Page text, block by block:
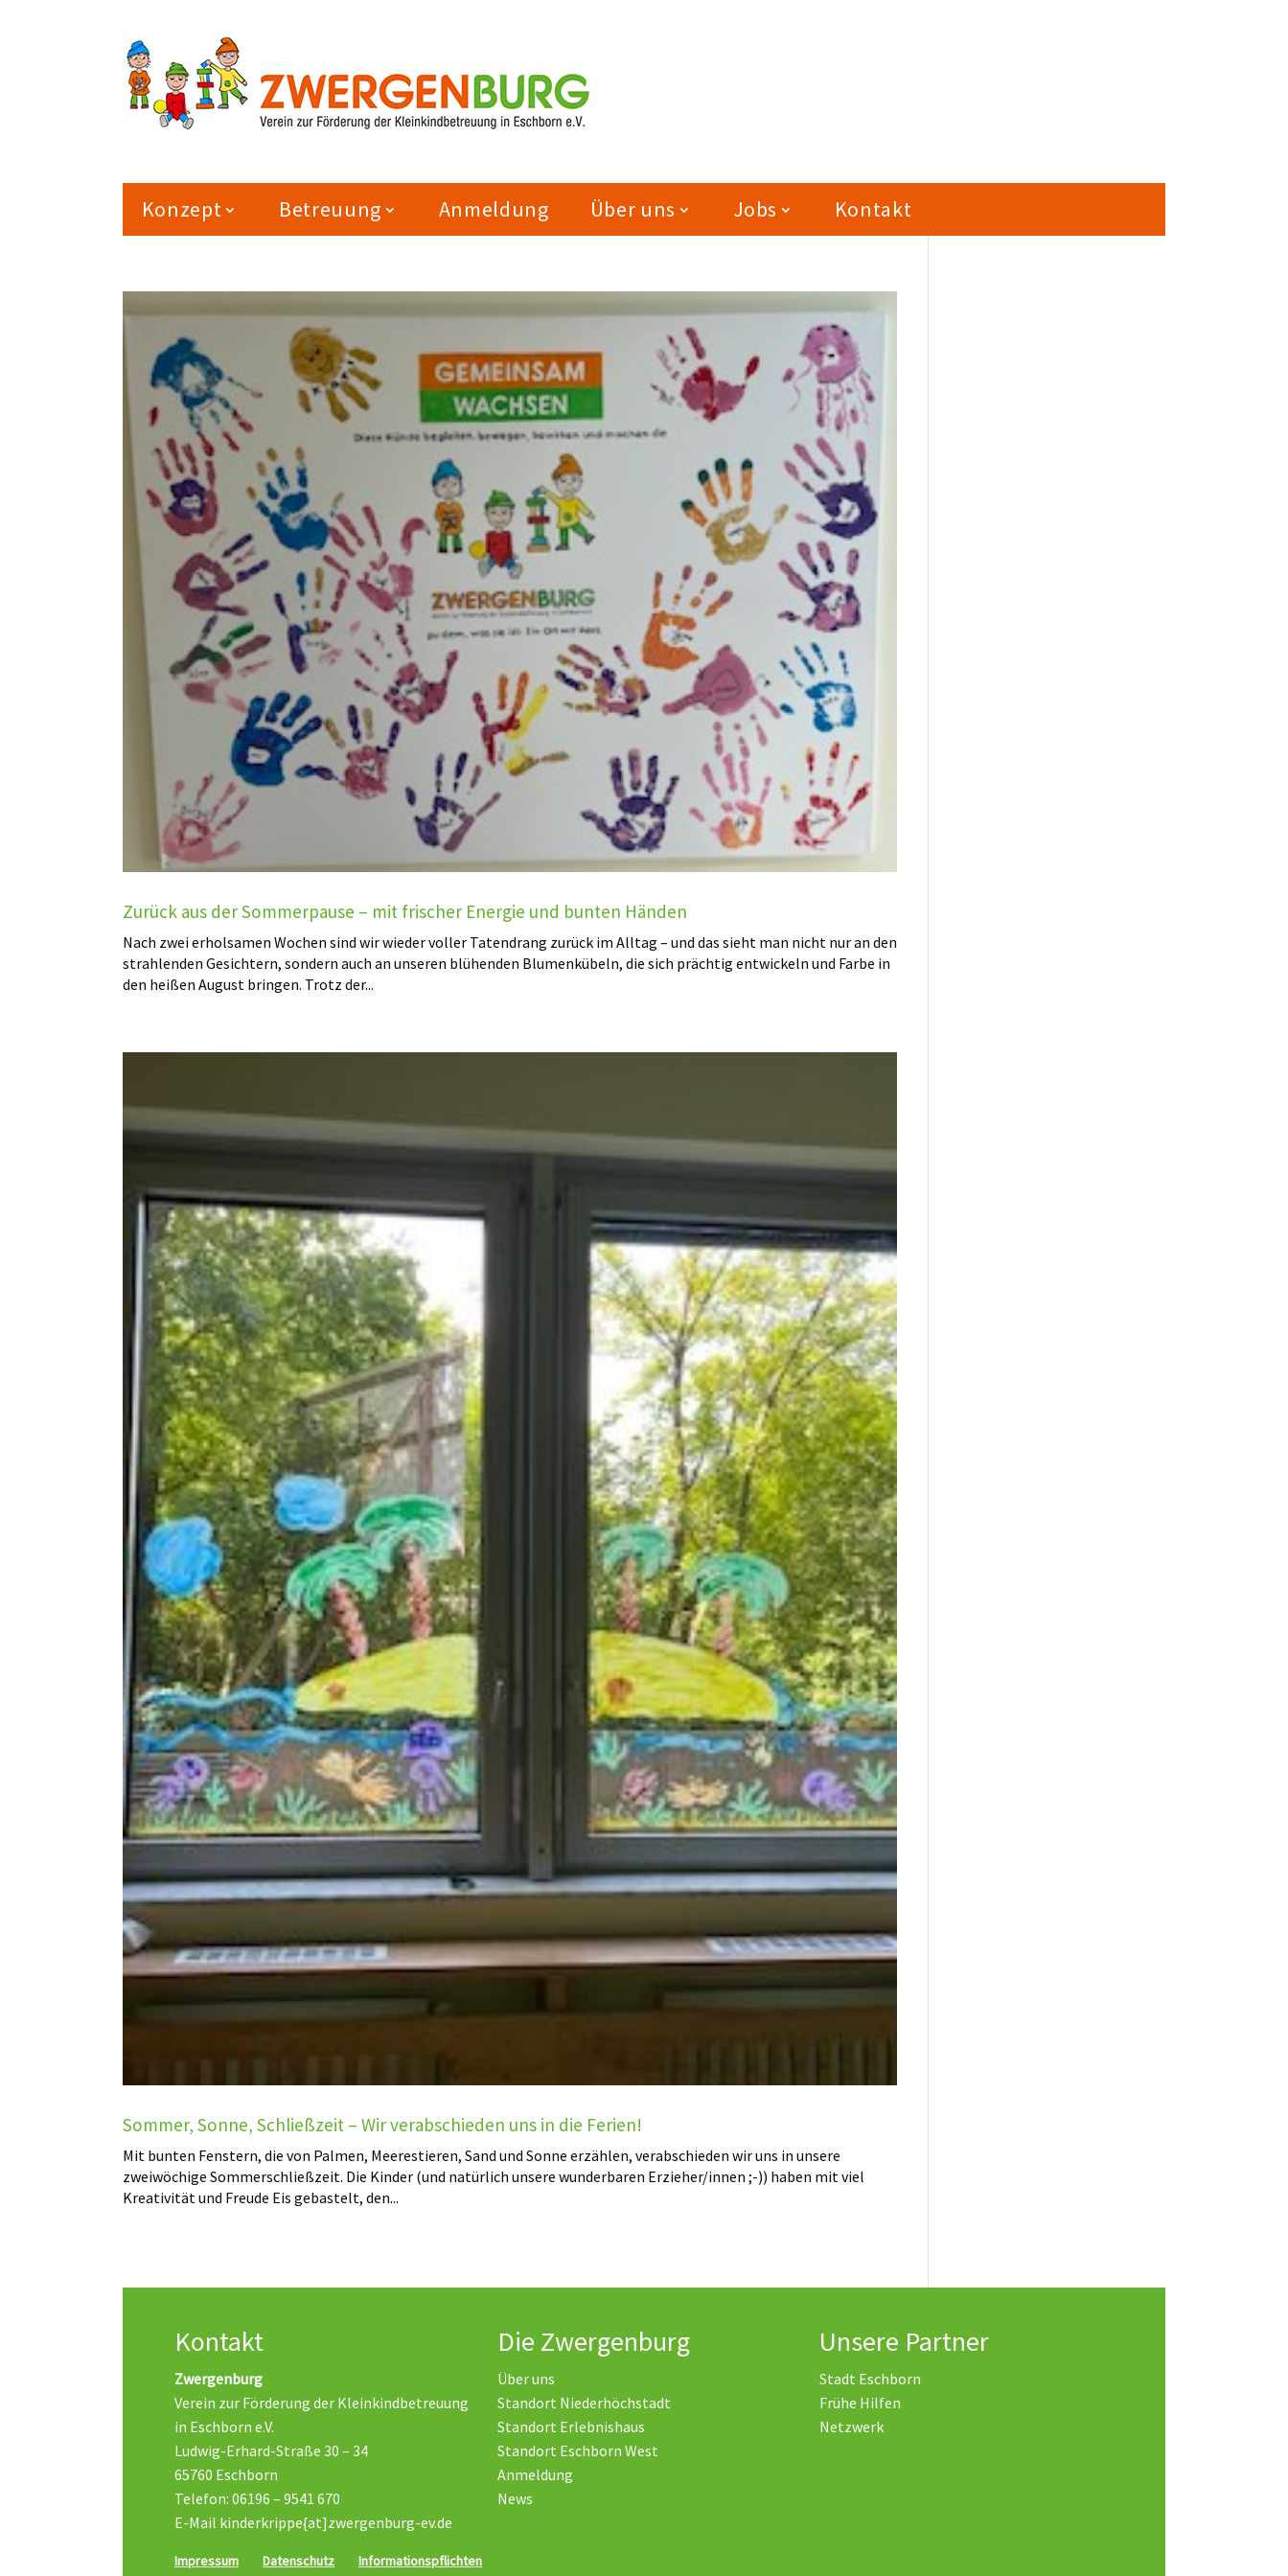
Konzept Betreuung Anmeldung Über uns Jobs Kontakt
Zurück aus der Sommerpause – mit frischer Energie und bunten Händen
Nach zwei erholsamen Wochen sind wir wieder voller Tatendrang zurück im Alltag – und das sieht man nicht nur an den
strahlenden Gesichtern, sondern auch an unseren blühenden Blumenkübeln, die sich prächtig entwickeln und Farbe in
den heißen August bringen. Trotz der...
Sommer, Sonne, Schließzeit – Wir verabschieden uns in die Ferien!
Mit bunten Fenstern, die von Palmen, Meerestieren, Sand und Sonne erzählen, verabschieden wir uns in unsere
zweiwöchige Sommerschließzeit. Die Kinder (und natürlich unsere wunderbaren Erzieher/innen ;-)) haben mit viel
Kreativität und Freude Eis gebastelt, den...
Kontakt
Zwergenburg
Verein zur Förderung der Kleinkindbetreuung
in Eschborn e.V.
Ludwig-Erhard-Straße 30 – 34
65760 Eschborn
Telefon: 06196 – 9541 670
E-Mail kinderkrippe{at]zwergenburg-ev.de
Die Zwergenburg
Über uns
Standort Niederhöchstadt
Standort Erlebnishaus
Standort Eschborn West
Anmeldung
News
Unsere Partner
Stadt Eschborn
Frühe Hilfen
Netzwerk
Impressum Datenschutz Informationspflichten